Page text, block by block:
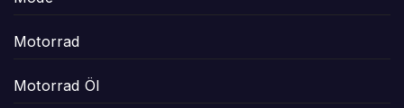
Motorrad
Motorrad Öl